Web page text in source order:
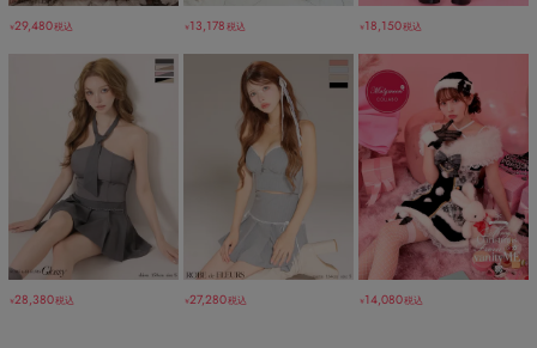
￥29,480税込 ￥13,178税込 ￥18,150税込
￥28,380税込 ￥27,280税込 ￥14,080税込